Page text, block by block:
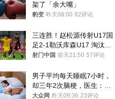
架了「余大嘴」
豹变 昨天08:00 82评论
三连胜！赵松源传射U17国
足2-1勒沃库森U17 淘汰赛
将战河床
射门中国 前天21:50 57评论
男子平均每天睡眠7小时，
却三年2次脑梗，医生：这
样睡觉更伤身
大众网 昨天09:36 23评论